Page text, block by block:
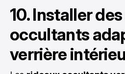
10. Installer
occultants
verrière